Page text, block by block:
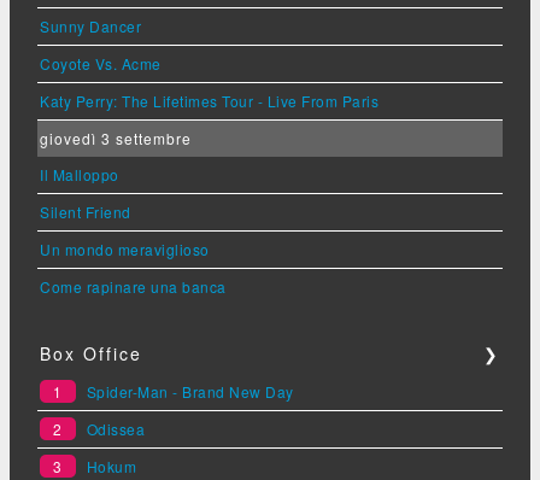
Sunny Dancer
Coyote Vs. Acme
Katy Perry: The Lifetimes Tour - Live From Paris
giovedì 3 settembre
Il Malloppo
Silent Friend
Un mondo meraviglioso
Come rapinare una banca
Box Office ❯
1
Spider-Man - Brand New Day
2
Odissea
3
Hokum